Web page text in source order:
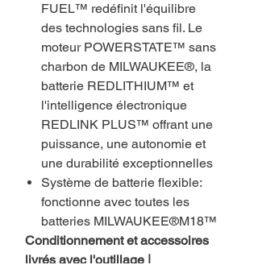
FUEL™ redéfinit l'équilibre
des technologies sans fil. Le
moteur POWERSTATE™ sans
charbon de MILWAUKEE®, la
batterie REDLITHIUM™ et
l'intelligence électronique
REDLINK PLUS™ offrant une
puissance, une autonomie et
une durabilité exceptionnelles
Système de batterie flexible:
fonctionne avec toutes les
batteries MILWAUKEE®M18™
Conditionnement et accessoires
livrés avec l'outillage |